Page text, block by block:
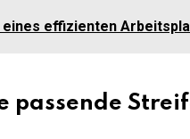
eines effizienten
passende